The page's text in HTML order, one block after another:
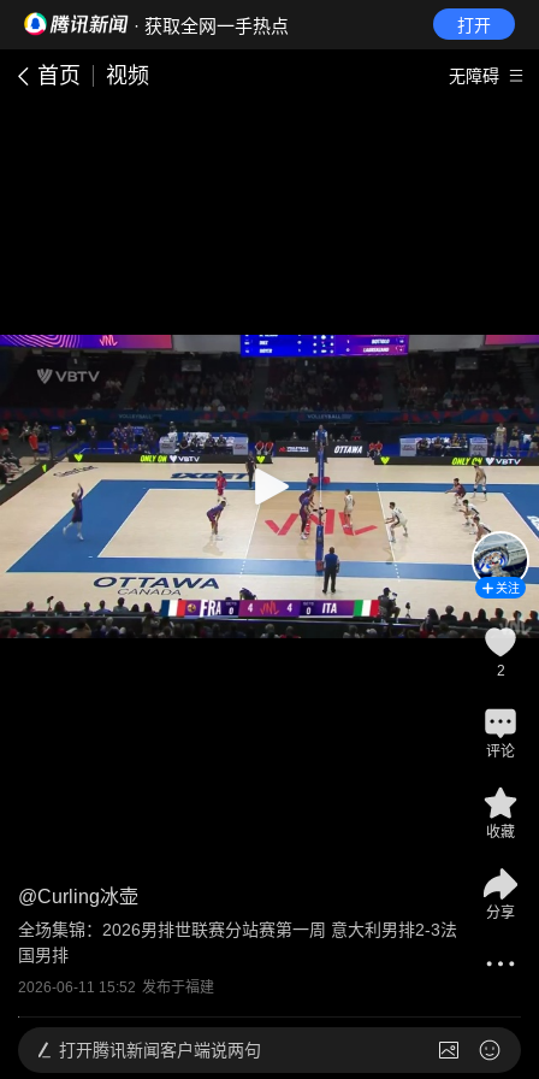
· 获取全网一手热点 打开
首页 视频 无障碍
@Curling冰壶
全场集锦：2026男排世联赛分站赛第一周 意大利男排2-3法
国男排
2026-06-11 15:52 发布于福建
关注
2
评论
收藏
分享
打开腾讯新闻客户端说两句